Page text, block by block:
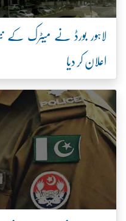
لاہور بورڈ نے میٹرک کے
اعلان کر دیا